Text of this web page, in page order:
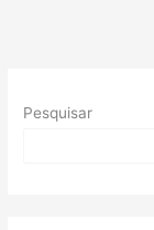
Pesquisar